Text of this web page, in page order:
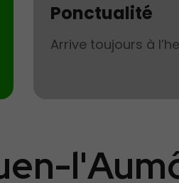
Ponctualité
Arrive toujours à